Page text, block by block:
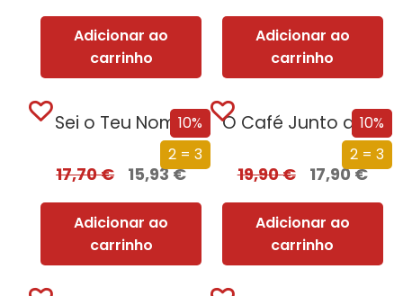
Adicionar ao
carrinho
Adicionar ao
carrinho
10%
2 = 3
Sei o Teu Nome
17,70€ 15,93€
Adicionar ao
carrinho
10%
2 = 3
O Café Junto ao Mar
19,90€ 17,90€
Adicionar ao
carrinho